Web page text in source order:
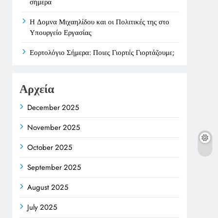
Η Δομνα Μιχαηλίδου και οι Πολιτικές της στο
Υπουργείο Εργασίας
Εορτολόγιο Σήμερα: Ποιες Γιορτές Γιορτάζουμε;
Αρχεία
December 2025
November 2025
October 2025
September 2025
August 2025
July 2025